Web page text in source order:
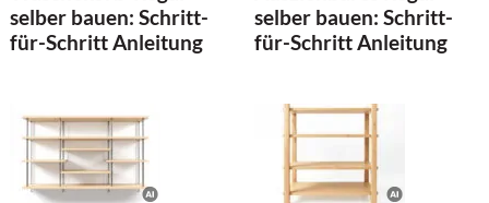
selber bauen: Schritt-
für-Schritt Anleitung
selber bauen: Schritt-
für-Schritt Anleitung